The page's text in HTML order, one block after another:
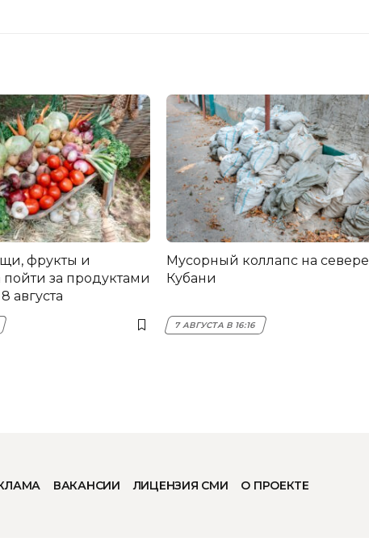
фрукты и
за продуктами
августа
Мусорный коллапс на севере
Кубани
7 АВГУСТА В 16:16
ВАКАНСИИ ЛИЦЕНЗИЯ СМИ О ПРОЕКТЕ